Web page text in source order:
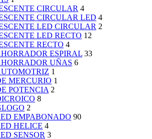
CIRCULAR 4
CIRCULAR LED 4
LED CIRCULAR 2
LED RECTO 12
RECTO 4
ESPIRAL 33
UÑAS 6
1
MERCURIO 1
POTENCIA 2
8
2
EMPABONADO 90
HELICE 4
SENSOR 3